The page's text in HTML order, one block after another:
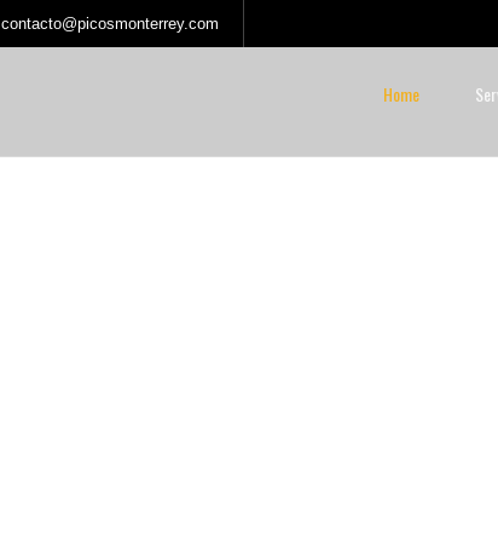
contacto@picosmonterrey.com
Home